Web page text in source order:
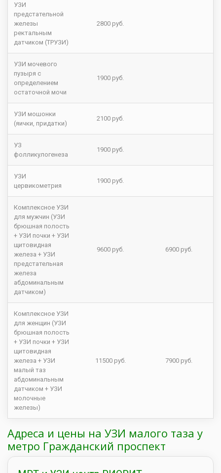
УЗИ
предстательной
железы
ректальным
датчиком (ТРУЗИ)
2800 руб.
УЗИ мочевого
пузыря с
определением
остаточной мочи
1900 руб.
УЗИ мошонки
(яички, придатки)
2100 руб.
УЗ
фолликулогенеза
1900 руб.
УЗИ
цервикометрия
1900 руб.
Комплексное УЗИ
для мужчин (УЗИ
брюшная полость
+ УЗИ почки + УЗИ
щитовидная
железа + УЗИ
предстательная
железа
абдоминальным
датчиком)
9600 руб. 6900 руб.
Комплексное УЗИ
для женщин (УЗИ
брюшная полость
+ УЗИ почки + УЗИ
щитовидная
железа + УЗИ
малый таз
абдоминальным
датчиком + УЗИ
молочные
железы)
11500 руб. 7900 руб.
Адреса и цены на УЗИ малого таза у
метро Гражданский проспект